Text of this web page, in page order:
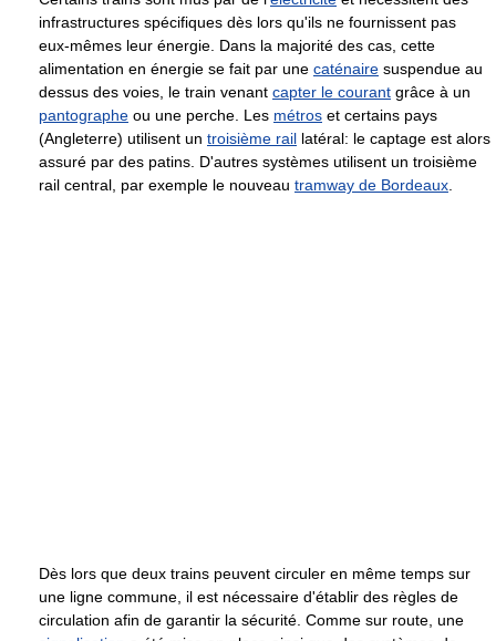
infrastructures spécifiques dès lors qu'ils ne fournissent pas
eux-mêmes leur énergie. Dans la majorité des cas, cette
alimentation en énergie se fait par une caténaire suspendue au
dessus des voies, le train venant capter le courant grâce à un
pantographe ou une perche. Les métros et certains pays
(Angleterre) utilisent un troisième rail latéral: le captage est alors
assuré par des patins. D'autres systèmes utilisent un troisième
rail central, par exemple le nouveau tramway de Bordeaux
Dès lors que deux trains peuvent circuler en même temps sur
une ligne commune, il est nécessaire d'établir des règles de
circulation afin de garantir la sécurité. Comme sur route, une